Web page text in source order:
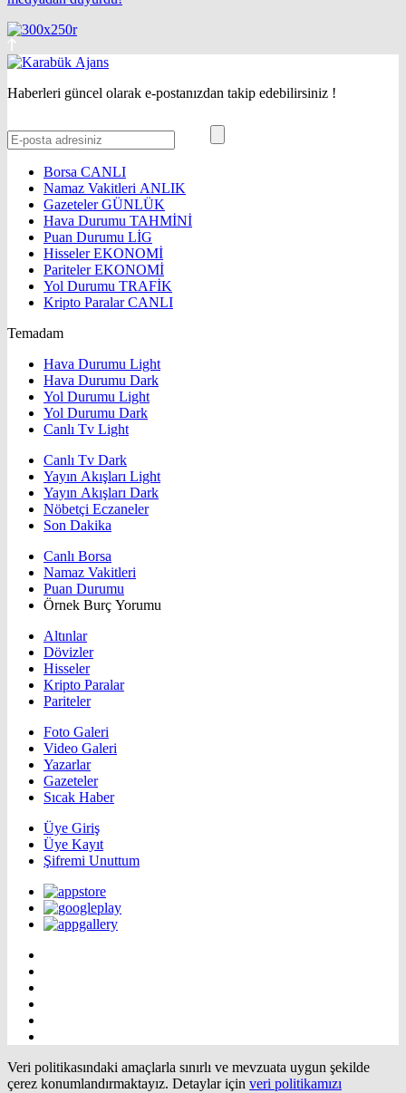
Haberleri güncel olarak e-postanızdan takip edebilirsiniz !
Borsa CANLI
Namaz Vakitleri ANLIK
GazetelerGÜNLÜK
Hava Durumu TAHMİNİ
Puan Durumu LİG
HisselerEKONOMİ
ParitelerEKONOMİ
Yol Durumu TRAFİK
Kripto ParalarCANLI
Temadam
Hava Durumu Light
Hava Durumu Dark
Yol Durumu Light
Yol Durumu Dark
Canlı Tv Light
Canlı Tv Dark
Yayın Akışları Light
Yayın Akışları Dark
Nöbetçi Eczaneler
Son Dakika
Canlı Borsa
Namaz Vakitleri
Puan Durumu
Örnek Burç Yorumu
Altınlar
Dövizler
Hisseler
Kripto Paralar
Pariteler
Foto Galeri
Video Galeri
Yazarlar
Gazeteler
Sıcak Haber
Üye Giriş
Üye Kayıt
Şifremi Unuttum
Veri politikasındaki amaçlarla sınırlı ve mevzuata uygun şekilde
çerez konumlandırmaktayız. Detaylar için veri politikamızı